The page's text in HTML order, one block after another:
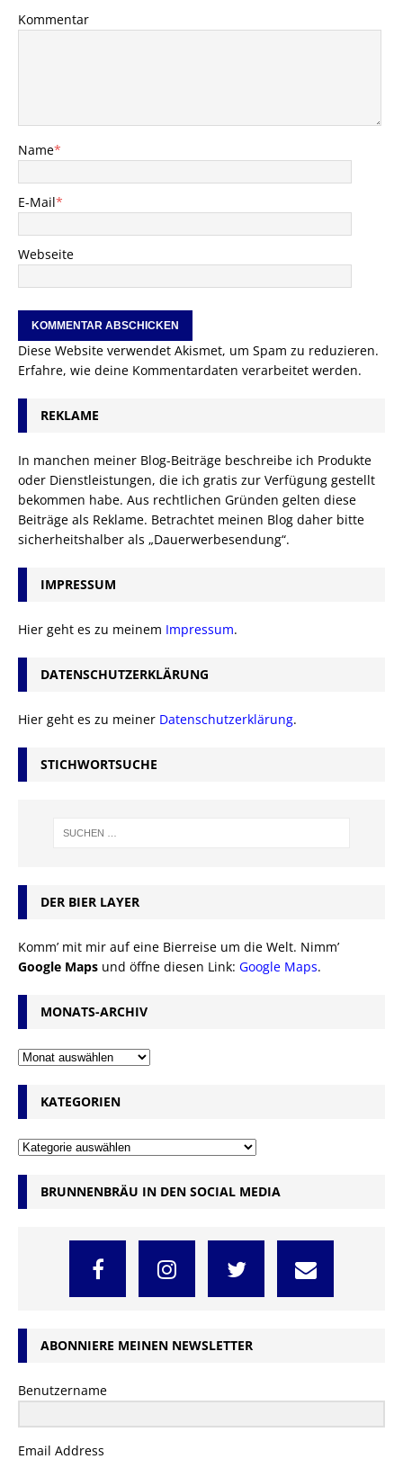
Kommentar
Name*
E-Mail*
Webseite
Diese Website verwendet Akismet, um Spam zu reduzieren.
Erfahre, wie deine Kommentardaten verarbeitet werden.
REKLAME
In manchen meiner Blog-Beiträge beschreibe ich Produkte
oder Dienstleistungen, die ich gratis zur Verfügung gestellt
bekommen habe. Aus rechtlichen Gründen gelten diese
Beiträge als Reklame. Betrachtet meinen Blog daher bitte
sicherheitshalber als „Dauerwerbesendung“.
IMPRESSUM
Hier geht es zu meinem Impressum.
DATENSCHUTZERKLÄRUNG
Hier geht es zu meiner Datenschutzerklärung.
STICHWORTSUCHE
DER BIER LAYER
Komm’ mit mir auf eine Bierreise um die Welt. Nimm’
Google Maps und öffne diesen Link: Google Maps.
MONATS-ARCHIV
KATEGORIEN
BRUNNENBRÄU IN DEN SOCIAL MEDIA
ABONNIERE MEINEN NEWSLETTER
Benutzername
Email Address